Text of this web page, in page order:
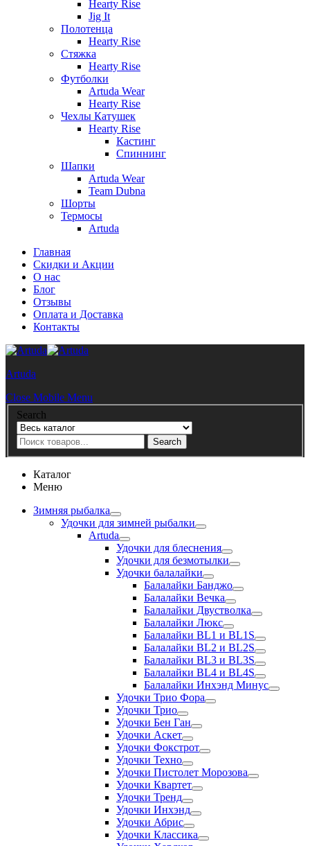
Hearty Rise
Jig It
Полотенца
Hearty Rise
Стяжка
Hearty Rise
Футболки
Artuda Wear
Hearty Rise
Чехлы Катушек
Hearty Rise
Кастинг
Спиннинг
Шапки
Artuda Wear
Team Dubna
Шорты
Термосы
Artuda
Главная
Скидки и Акции
О нас
Блог
Отзывы
Оплата и Доставка
Контакты
Artuda
Close Mobile Menu
Search
Search
Каталог
Меню
Зимняя рыбалка
Удочки для зимней рыбалки
Artuda
Удочки для блеснения
Удочки для безмотылки
Удочки балалайки
Балалайки Банджо
Балалайки Вечка
Балалайки Двустволка
Балалайки Люкс
Балалайки BL1 и BL1S
Балалайки BL2 и BL2S
Балалайки BL3 и BL3S
Балалайки BL4 и BL4S
Балалайки Инхэнд Минус
Удочки Трио Фора
Удочки Трио
Удочки Бен Ган
Удочки Аскет
Удочки Фокстрот
Удочки Техно
Удочки Пистолет Морозова
Удочки Квартет
Удочки Тренд
Удочки Инхэнд
Удочки Абрис
Удочки Классика